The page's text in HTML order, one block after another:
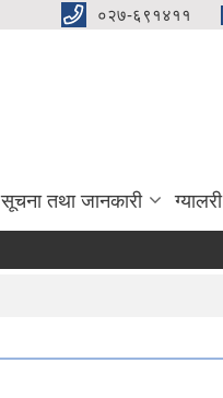
०२७-६९१४११
सूचना तथा जानकारी ग्यालरी